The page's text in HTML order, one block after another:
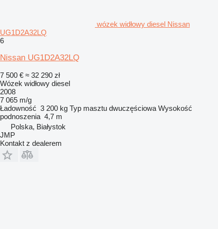
wózek widłowy diesel Nissan
UG1D2A32LQ
6
Nissan UG1D2A32LQ
7 500 € ≈ 32 290 zł
Wózek widłowy diesel
2008
7 065 m/g
Ładowność 3 200 kg Typ masztu dwuczęściowa Wysokość
podnoszenia 4,7 m
Polska, Białystok
JMP
Kontakt z dealerem